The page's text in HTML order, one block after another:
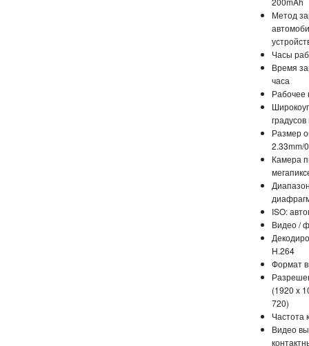
Метод
Часы
Время
часа
Рабочее
Размер
2.33mm/
Камера
ISO:
Видео /
H.264
Формат
(1920 x
720)
Частота
Видео